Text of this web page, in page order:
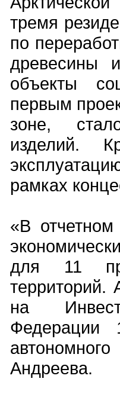
тремя
по
древесины
объекты
первым
зоне,
изделий.
рамках
«В
для 11
на
Федерации
Андреева.